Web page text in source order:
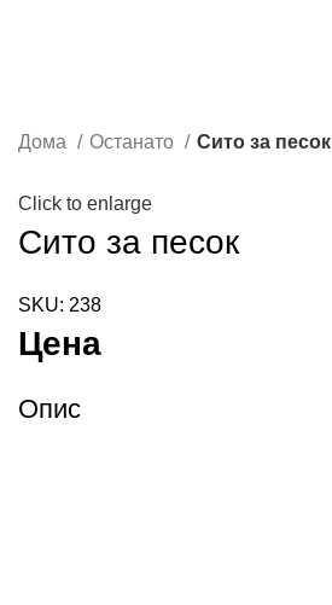
Дома Останато Сито за песок
Click to enlarge
Сито за песок
SKU: 238
Цена
Опис